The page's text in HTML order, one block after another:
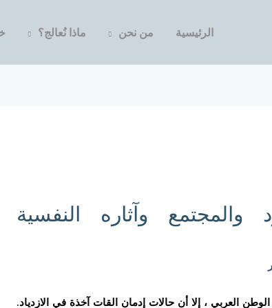
الرئيسية من نحن ماذا نُعالج؟
وآثاره النفسية
العربي ، إلا أن حالات إدمان القات آخذة في الازدياد.